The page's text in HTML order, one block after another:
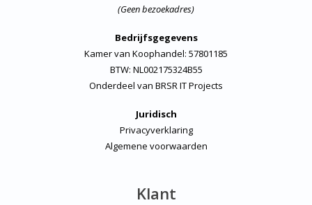
(Geen bezoekadres)
Bedrijfsgegevens
Kamer van Koophandel: 57801185
BTW: NL002175324B55
Onderdeel van BRSR IT Projects
Juridisch
Privacyverklaring
Algemene voorwaarden
Klant